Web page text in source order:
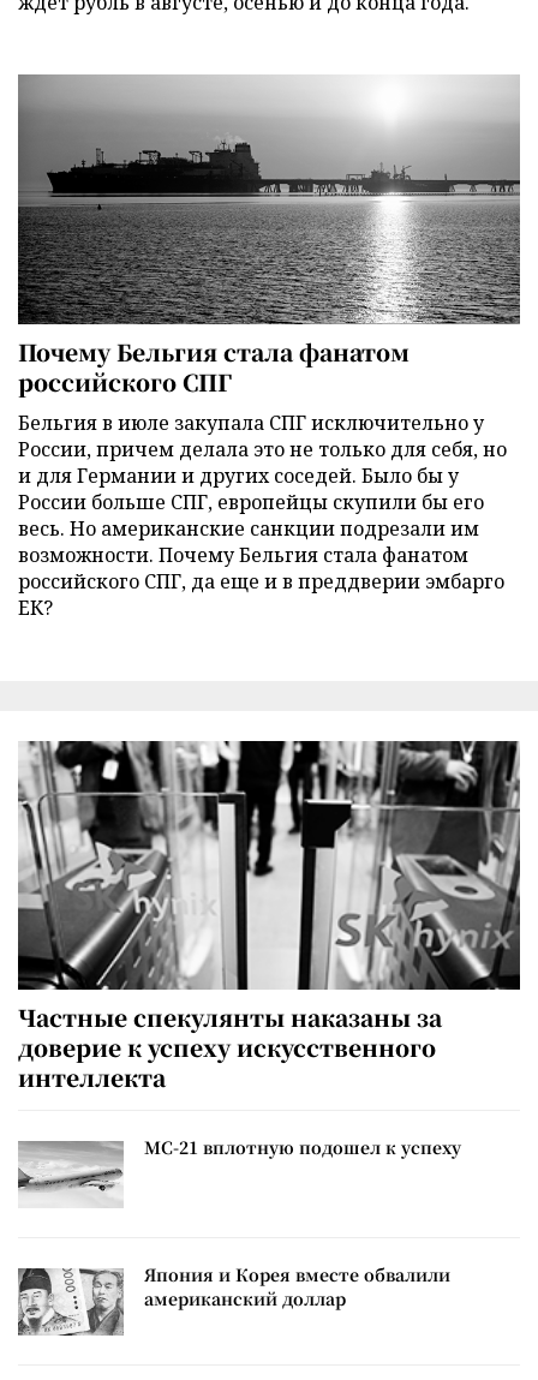
Почему Бельгия стала фанатом
российского СПГ
Бельгия в июле закупала СПГ исключительно у
России, причем делала это не только для себя, но
и для Германии и других соседей. Было бы у
России больше СПГ, европейцы скупили бы его
весь. Но американские санкции подрезали им
возможности. Почему Бельгия стала фанатом
российского СПГ, да еще и в преддверии эмбарго
ЕК?
Частные спекулянты наказаны за
доверие к успеху искусственного
интеллекта
МС-21 вплотную подошел к успеху
Япония и Корея вместе обвалили
американский доллар